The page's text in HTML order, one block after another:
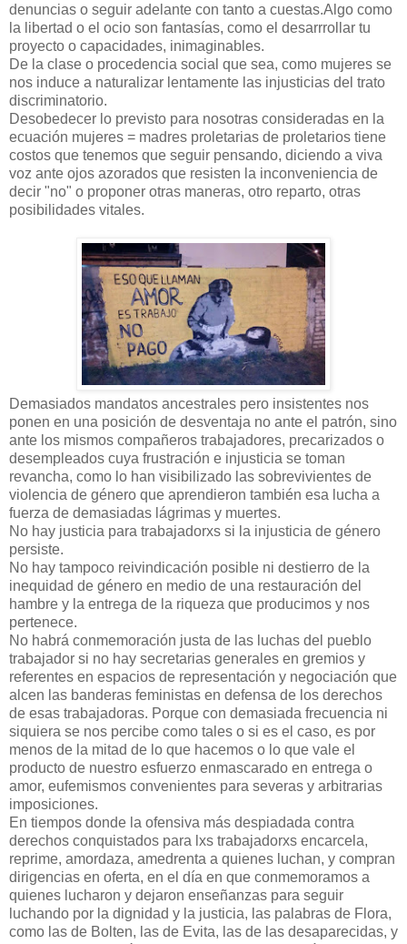
denuncias o seguir adelante con tanto a cuestas.Algo como
la libertad o el ocio son fantasías, como el desarrrollar tu
proyecto o capacidades, inimaginables.
De la clase o procedencia social que sea, como mujeres se
nos induce a naturalizar lentamente las injusticias del trato
discriminatorio.
Desobedecer lo previsto para nosotras consideradas en la
ecuación mujeres = madres proletarias de proletarios tiene
costos que tenemos que seguir pensando, diciendo a viva
voz ante ojos azorados que resisten la inconveniencia de
decir "no" o proponer otras maneras, otro reparto, otras
posibilidades vitales.
Demasiados mandatos ancestrales pero insistentes nos
ponen en una posición de desventaja no ante el patrón, sino
ante los mismos compañeros trabajadores, precarizados o
desempleados cuya frustración e injusticia se toman
revancha, como lo han visibilizado las sobrevivientes de
violencia de género que aprendieron también esa lucha a
fuerza de demasiadas lágrimas y muertes.
No hay justicia para trabajadorxs si la injusticia de género
persiste.
No hay tampoco reivindicación posible ni destierro de la
inequidad de género en medio de una restauración del
hambre y la entrega de la riqueza que producimos y nos
pertenece.
No habrá conmemoración justa de las luchas del pueblo
trabajador si no hay secretarias generales en gremios y
referentes en espacios de representación y negociación que
alcen las banderas feministas en defensa de los derechos
de esas trabajadoras. Porque con demasiada frecuencia ni
siquiera se nos percibe como tales o si es el caso, es por
menos de la mitad de lo que hacemos o lo que vale el
producto de nuestro esfuerzo enmascarado en entrega o
amor, eufemismos convenientes para severas y arbitrarias
imposiciones.
En tiempos donde la ofensiva más despiadada contra
derechos conquistados para lxs trabajadorxs encarcela,
reprime, amordaza, amedrenta a quienes luchan, y compran
dirigencias en oferta, en el día en que conmemoramos a
quienes lucharon y dejaron enseñanzas para seguir
luchando por la dignidad y la justicia, las palabras de Flora,
como las de Bolten, las de Evita, las de las desaparecidas, y